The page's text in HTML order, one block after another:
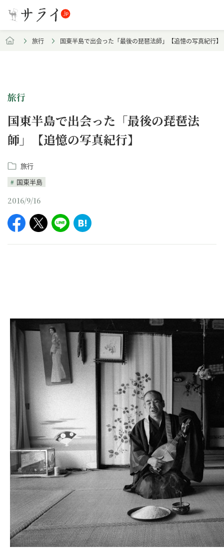
旅行 国東半島で出会った「最後の琵琶法師」【追憶の写真紀行】
旅行
国東半島で出会った「最後の琵琶法
師」【追憶の写真紀行】
旅行
国東半島
2016/9/16